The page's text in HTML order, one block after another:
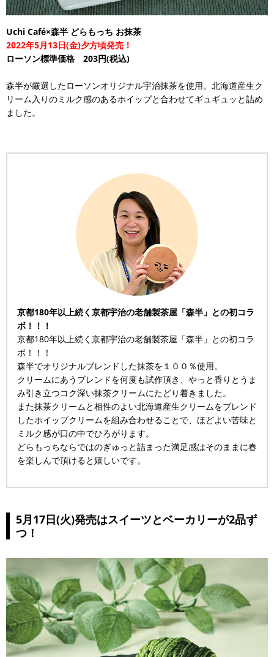
Uchi Café×森半 どらもっち お抹茶
2022年5月13日(金)夕方頃発売！
ローソン標準価格 203円(税込)
森半が厳選したローソンオリジナル宇治抹茶を使用。北海道産生ク
リーム入りのミルク感のあるホイップと合わせてギュギュッと詰め
ました。
京都180年以上続く京都宇治の老舗製茶屋「森半」との初コラ
ボ！！！
京都180年以上続く京都宇治の老舗製茶屋「森半」との初コラ
ボ！！！
森半でオリジナルブレンドした抹茶を１００％使用。
クリームにあうブレンドを何度も試作頂き、やっと香りとうま
み引き立つコク深い抹茶クリームにたどり着きました。
また抹茶クリームと相性のよい北海道産生クリームをブレンド
したホイップクリームを組み合わせることで、ほどよい苦味と
ミルク感が口の中でひろがります。
どらもっちならではのぎゅっと詰まった満足感はそのままに春
を楽しんで頂けると嬉しいです。
5月17日(火)発売はスイーツとベーカリーが2品ず
つ！